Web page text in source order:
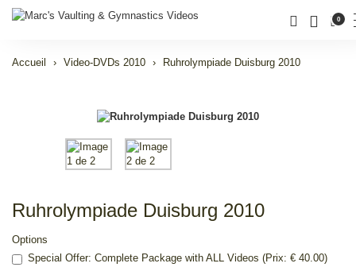
0
Accueil Video-DVDs 2010 Ruhrolympiade Duisburg 2010
Ruhrolympiade Duisburg 2010
Options
Special Offer: Complete Package with ALL Videos (Prix: € 40.00)